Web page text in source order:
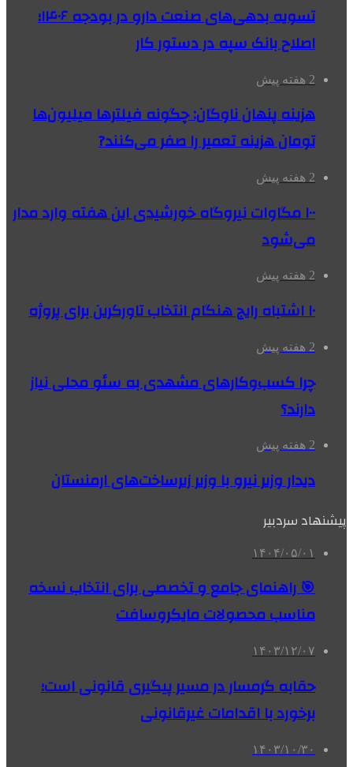
تسویه بدهی‌های صنعت دارو در بودجه ۱۴۰۶؛
اصلاح بانک سپه در دستور کار
2 هفته پیش
هزینه پنهان ناوگان: چگونه فیلترها میلیون‌ها
تومان هزینه تعمیر را صفر می‌کنند?
2 هفته پیش
۱۰۰ مگاوات نیروگاه‌ خورشیدی این هفته وارد مدار
می‌شود
2 هفته پیش
۱۰ اشتباه رایج هنگام انتخاب تاورکرین برای پروژه
2 هفته پیش
چرا کسب‌وکارهای مشهدی به سئو محلی نیاز
دارند؟
2 هفته پیش
دیدار وزیر نیرو با وزیر زیرساخت‌های ارمنستان
پیشنهاد سردبیر
۱۴۰۴/۰۵/۰۱
🎯 راهنمای جامع و تخصصی برای انتخاب نسخه
مناسب محصولات مایکروسافت
۱۴۰۳/۱۲/۰۷
حقابه گرمسار در مسیر پیگیری قانونی است؛
برخورد با اقدامات غیرقانونی
۱۴۰۳/۱۰/۳۰